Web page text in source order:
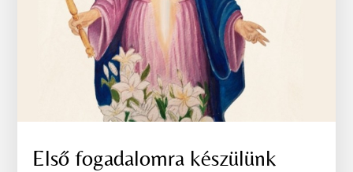
Első fogadalomra készülünk